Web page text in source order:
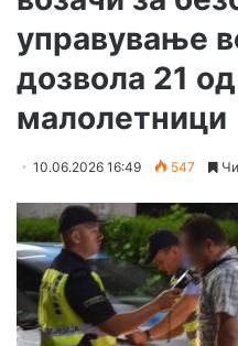
управување
дозвола 21
малолетници
10.06.2026 16:49 547